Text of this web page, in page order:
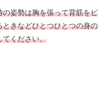
姿勢は胸を張って背筋をピ
きなどひとつひとつの身の
てください。